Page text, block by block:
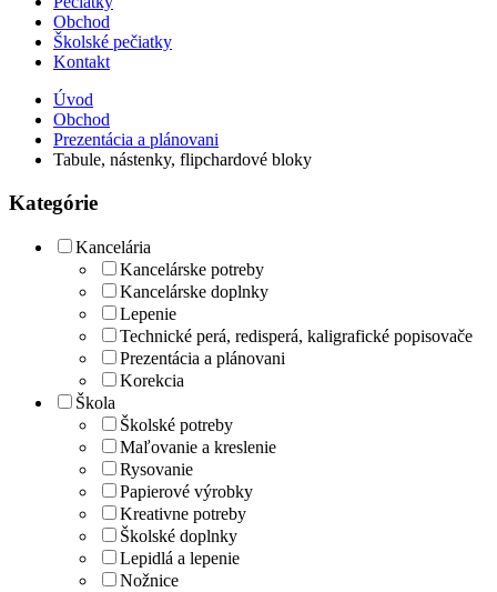
Obchod
Školské pečiatky
Kontakt
Úvod
Obchod
Prezentácia a plánovani
Tabule, nástenky, flipchardové bloky
Kategórie
Kancelária
Kancelárske potreby
Kancelárske doplnky
Lepenie
Technické perá, redisperá, kaligrafické popisovače
Prezentácia a plánovani
Korekcia
Škola
Školské potreby
Maľovanie a kreslenie
Rysovanie
Papierové výrobky
Kreativne potreby
Školské doplnky
Lepidlá a lepenie
Nožnice